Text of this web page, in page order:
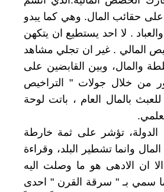
حقائب المال. وهي كما يبدو
. لا احد يستطيع ان يتكهن
المالي . غير ان تجلي مشاهد
والمال، وبين القابضين على
من خلال جولات " التراخيص
بالمال العام ، باتت لوحة
تؤشر على ثمة خارطة
وانما تشطير البلد، وقراءة
ان الادهى هو ما وصلت اليه
سمي بـ " سرقة القرن " احدى